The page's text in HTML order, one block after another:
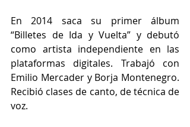
En 2014 saca su primer álbum
“Billetes de Ida y Vuelta” y debutó
como artista independiente en las
plataformas digitales. Trabajó con
Emilio Mercader y Borja Montenegro.
Recibió clases de canto, de técnica de
voz.